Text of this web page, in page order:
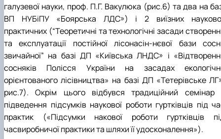
галузевої науки, проф. П.Г. Вакулюка (рис.6) та два на
ВП НУБіПУ «Боярська ЛДС») і 2 виїзних
практичних (“Теоретичні та технологічні засади
та експлуатації постійної лісонасін-нєвої бази
звичайної” на базі ДП «Київська ЛНДС» і
сосняків Полісся України на засадах
орієнтованого лісівництва» на базі ДП «Тетерівське
рис.7). Окрім цього відбувся традиційний семінар
підведення підсумків наукової роботи гуртківців під
практик («Підсумки накової роботи гуртківців
часвиробничої практики та шляхи її удосконалення»).